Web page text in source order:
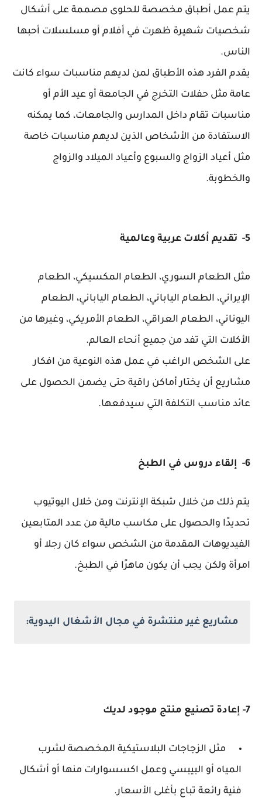
يتم عمل أطباق مخصصة للحلوى مصممة على أشكال
شخصيات شهيرة ظهرت في أفلام أو مسلسلات أحبها
الناس.
يقدم الفرد هذه الأطباق لمن لديهم مناسبات سواء كانت
عامة مثل حفلات التخرج في الجامعة أو عيد الأم أو
مناسبات تقام داخل المدارس والجامعات، كما يمكنه
الاستفادة من الأشخاص الذين لديهم مناسبات خاصة
مثل أعياد الزواج والسبوع وأعياد الميلاد والزواج
والخطوبة.
5- تقديم أكلات عربية وعالمية
مثل الطعام السوري، الطعام المكسيكي، الطعام
الإيراني، الطعام الياباني، الطعام الياباني، الطعام
اليوناني، الطعام العراقي، الطعام الأمريكي، وغيرها من
الأكلات التي تفد من جميع أنحاء العالم.
على الشخص الراغب في عمل هذه النوعية من افكار
مشاريع أن يختار أماكن راقية حتى يضمن الحصول على
عائد مناسب التكلفة التي سيدفعها.
6- إلقاء دروس في الطبخ
يتم ذلك من خلال شبكة الإنترنت ومن خلال اليوتيوب
تحديدًا والحصول على مكاسب مالية من عدد المتابعين
الفيديوهات المقدمة من الشخص سواء كان رجلا أو
امرأة ولكن يجب أن يكون ماهرًا في الطبخ.
مشاريع غير منتشرة في مجال الأشغال اليدوية:
7- إعادة تصنيع منتج موجود لديك
مثل الزجاجات البلاستيكية المخصصة لشرب
المياه أو البيبسي وعمل اكسسوارات منها أو أشكال
فنية رائعة تباع بأغلى الأسعار.